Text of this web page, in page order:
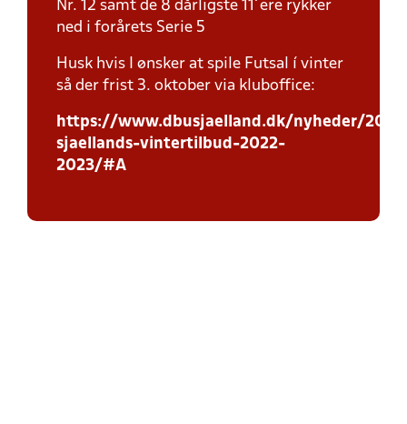
Nr. 12 samt de 8 dårligste 11´ere rykker
ned i forårets Serie 5
Husk hvis I ønsker at spile Futsal í vinter
så der frist 3. oktober via kluboffice:
https://www.dbusjaelland.dk/nyheder/
sjaellands-vintertilbud-2022-
2023/#A